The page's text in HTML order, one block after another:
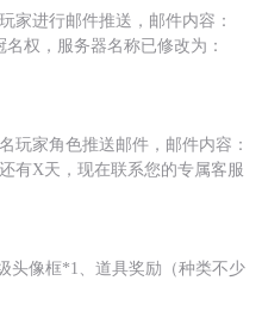
家进行邮件推送，邮件内容：
权，服务器名称已修改为：
玩家角色推送邮件，邮件内容：
有X天，现在联系您的专属客服
头像框*1、道具奖励（种类不少